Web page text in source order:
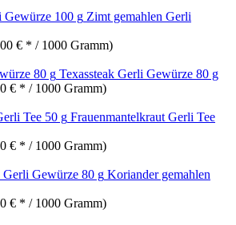
Zimt gemahlen Gerli
€ * / 1000 Gramm)
Texassteak Gerli Gewürze 80 g
€ * / 1000 Gramm)
Frauenmantelkraut Gerli Tee
€ * / 1000 Gramm)
Koriander gemahlen
€ * / 1000 Gramm)